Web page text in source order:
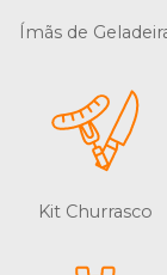
Ímãs de
Kit Churrasco